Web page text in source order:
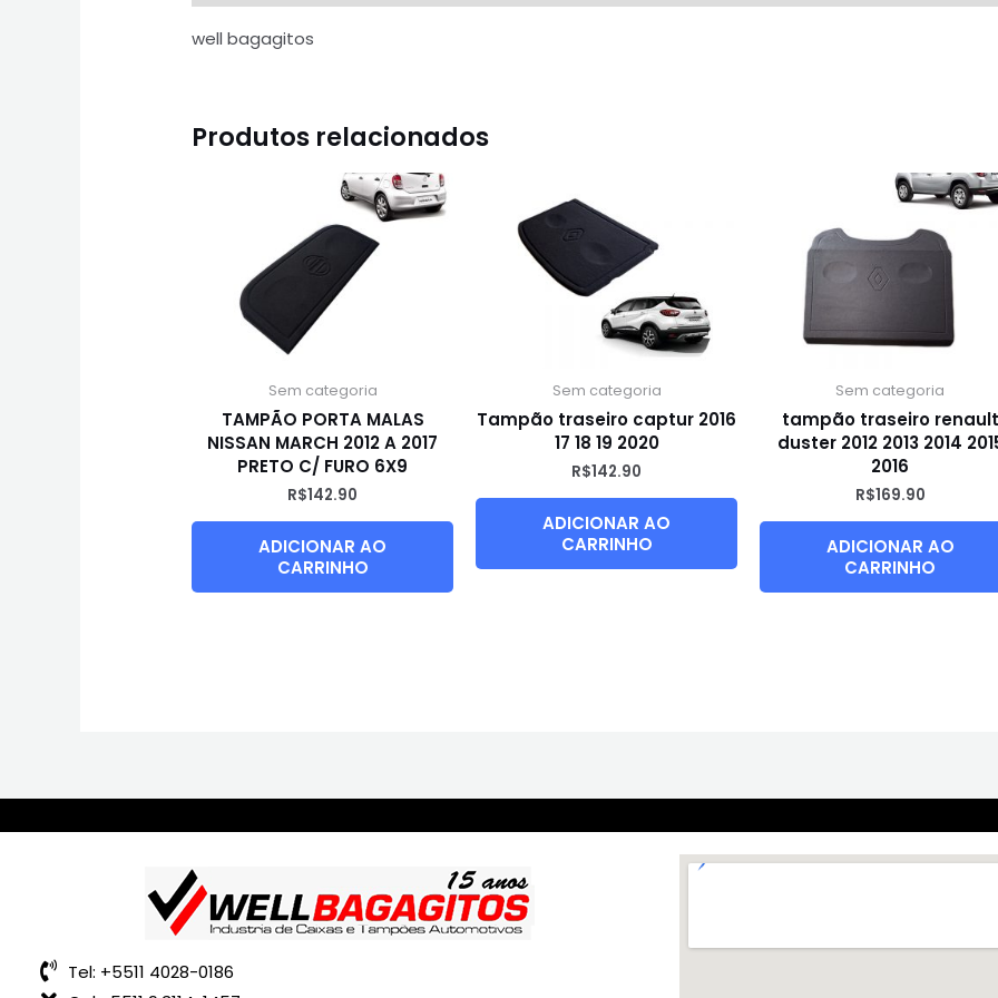
well bagagitos
Produtos relacionados
Sem categoria
TAMPÃO PORTA MALAS
NISSAN MARCH 2012 A 2017
PRETO C/ FURO 6X9
R$142.90
ADICIONAR AO
CARRINHO
Sem categoria
Tampão traseiro captur 2016
17 18 19 2020
R$142.90
ADICIONAR AO
CARRINHO
Sem categoria
tampão traseiro renault
duster 2012 2013 2014
2016
R$169.90
ADICIONAR AO
CARRINHO
Tel: +5511 4028-0186